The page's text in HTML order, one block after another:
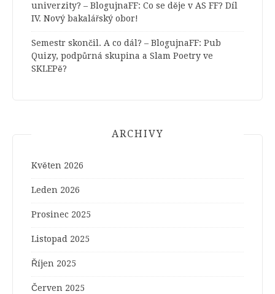
univerzity? – BlogujnaFF: Co se děje v AS FF? Díl
IV. Nový bakalářský obor!
Semestr skončil. A co dál? – BlogujnaFF: Pub
Quizy, podpůrná skupina a Slam Poetry ve
SKLEPě?
ARCHIVY
Květen 2026
Leden 2026
Prosinec 2025
Listopad 2025
Říjen 2025
Červen 2025